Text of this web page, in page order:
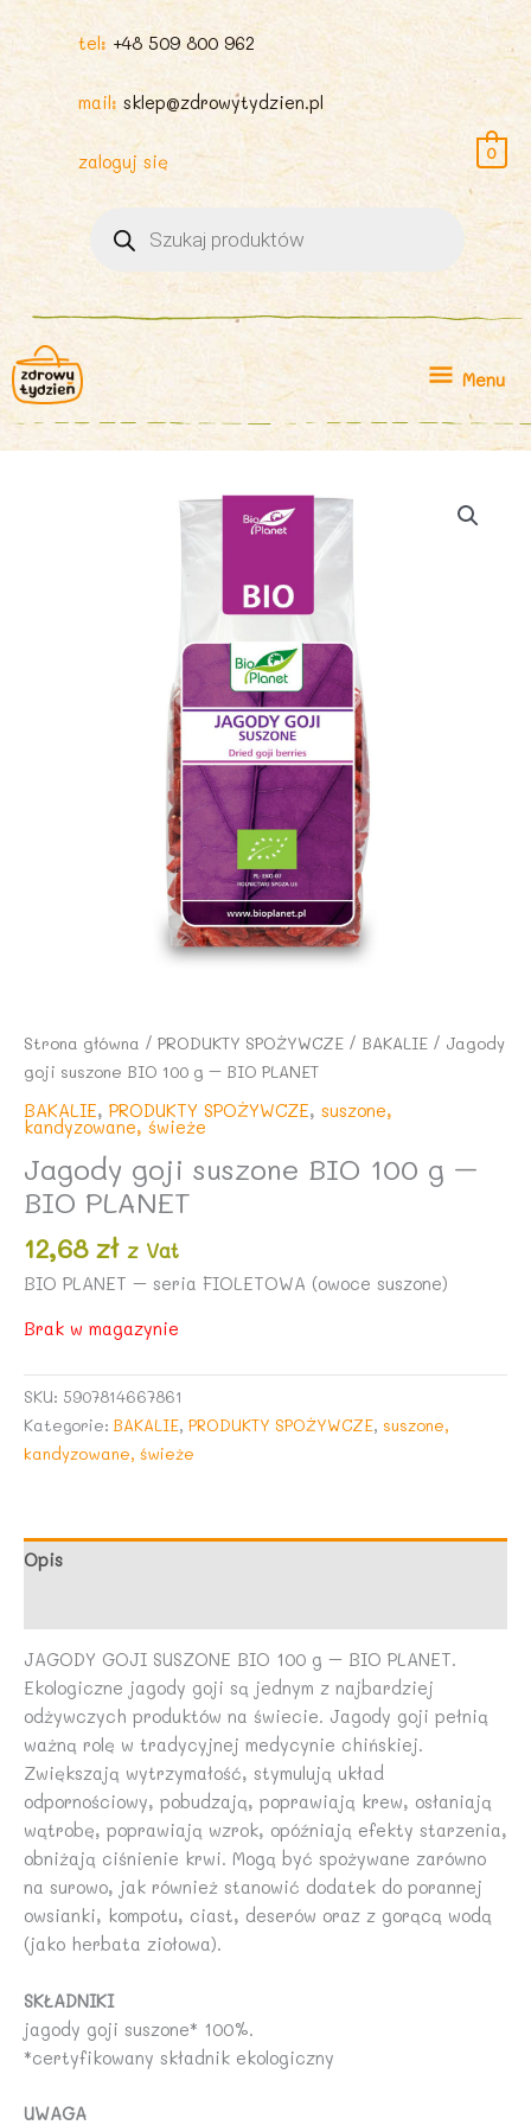
tel: +48 509 800 962
mail: sklep@zdrowytydzien.pl
zaloguj się
produktów
0
Menu
Menu
Strona główna / PRODUKTY SPOŻYWCZE / BAKALIE / Jagody
goji suszone BIO 100 g – BIO PLANET
BAKALIE, PRODUKTY SPOŻYWCZE, suszone,
kandyzowane, świeże
Jagody goji suszone BIO 100 g –
BIO PLANET
12,68 zł z Vat
BIO PLANET – seria FIOLETOWA (owoce suszone)
Brak w magazynie
SKU: 5907814667861
Kategorie: BAKALIE, PRODUKTY SPOŻYWCZE, suszone,
kandyzowane, świeże
Opis
JAGODY GOJI SUSZONE BIO 100 g – BIO PLANET.
Ekologiczne jagody goji są jednym z najbardziej
odżywczych produktów na świecie. Jagody goji pełnią
ważną rolę w tradycyjnej medycynie chińskiej.
Zwiększają wytrzymałość, stymulują układ
odpornościowy, pobudzają, poprawiają krew, osłaniają
wątrobę, poprawiają wzrok, opóźniają efekty starzenia,
obniżają ciśnienie krwi. Mogą być spożywane zarówno
na surowo, jak również stanowić dodatek do porannej
owsianki, kompotu, ciast, deserów oraz z gorącą wodą
(jako herbata ziołowa).
SKŁADNIKI
jagody goji suszone* 100%.
*certyfikowany składnik ekologiczny
UWAGA